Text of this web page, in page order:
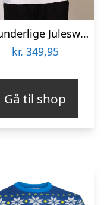
Vidunderlige Julesweater – dame / kvinder.
kr. 349,95
Gå til shop